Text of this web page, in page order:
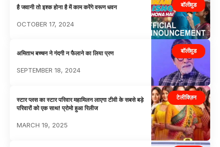
बॉलीवुड
है जवानी तो इश्क होना है में काम करेंगे वरूण धवन
OCTOBER 17, 2024
बॉलीवुड
अमिताभ बच्चन ने गंदगी न फैलाने का लिया प्रण
SEPTEMBER 18, 2024
टेलीविज़न
स्टार प्लस का स्टार परिवार महामिलन लाएगा टीवी के सबसे बड़े
परिवारों को एक साथ! प्रोमो हुआ रिलीज
MARCH 19, 2025